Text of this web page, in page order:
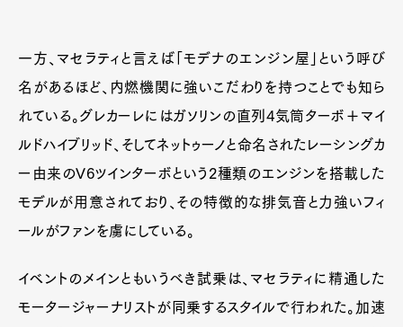
一方、マセラティと言えば「モデナのエンジン屋」という呼び
名があるほど、内燃機関に強いこだわりを持つことでも知ら
れている。グレカーレにはガソリンの直列4気筒ターボ＋マイ
ルドハイブリッド、そしてネットゥーノと命名されたレーシングカ
ー由来のV6ツインターボという2種類のエンジンを搭載した
モデルが用意されており、その特徴的な排気音と力強いフィ
ールがファンを虜にしている。
イベントのメインともいうべき試乗は、マセラティに精通した
モータージャーナリストが同乗するスタイルで行われた。加速